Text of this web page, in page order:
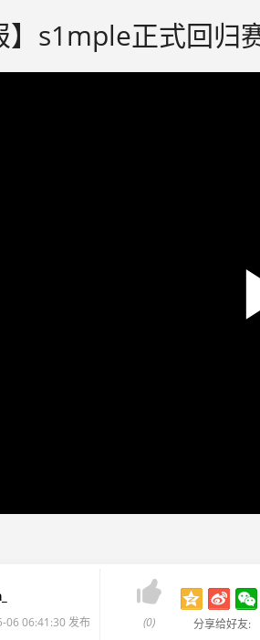
】s1mple正式回归
06 06:41:30 发布

(0) 分享给好友: